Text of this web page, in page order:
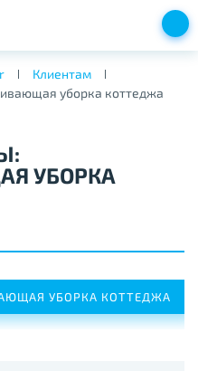
Клиентам
уборка коттеджа
УБОРКА
УБОРКА КОТТЕДЖА